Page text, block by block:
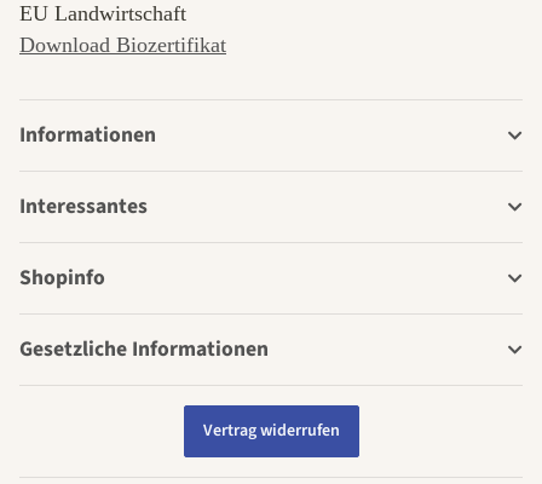
EU Landwirtschaft
Download Biozertifikat
Informationen
Interessantes
Shopinfo
Gesetzliche Informationen
Vertrag widerrufen